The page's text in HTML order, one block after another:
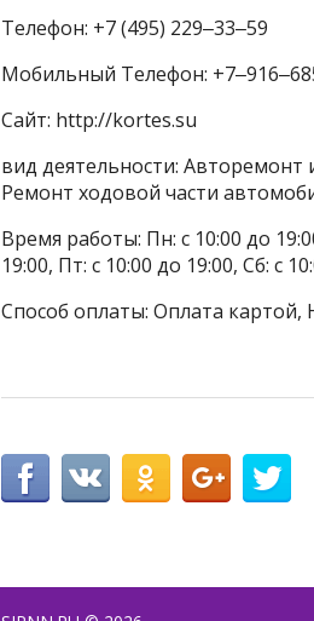
Телефон: +7 (495) 229‒33‒59
Мобильный Телефон:
Сайт: http://kortes.su
вид деятельности:
Ремонт ходовой части
Время работы: Пн: с 10:00 до
19:00, Пт: с 10:00 до 19:00, Сб: с
Способ оплаты: Оплата картой,